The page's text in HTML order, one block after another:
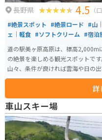
長野県 4.5 （
#絶景スポット #絶景ロード #山
ェ｜軽食 #ソフトクリーム #宿泊
道の駅美ヶ原高原は、標高2,000m
の絶景を楽しめる観光スポットで
山々、条件が良ければ雲海や日の
プス、浅間山、富士山まで360度
可憐な花々が風に揺れる穏やかな
美ヶ原高原美術館に隣接し、展望
り、景色を眺めながらゆったり過
から国道142号・ビーナスライン経
が、街灯のない山道が長く続き、
詳
車山スキー場